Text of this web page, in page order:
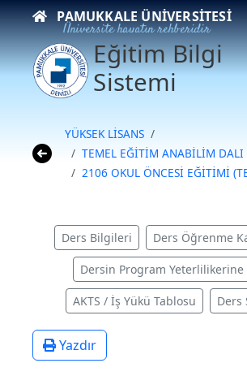
PAMUKKALE ÜNIVERSITESI
Üniversite hayatın rehberidir
Eğitim Bilgi
Sistemi
YÜKSEK LİSANS
TEMEL EĞİTİM ANABİLİM DALI
2106 OKUL ÖNCESİ EĞİTİMİ
Ders Bilgileri Ders Öğrenme
Dersin Program Yeterlilikerine
AKTS / İş Yükü Tablosu Ders
Yazdır